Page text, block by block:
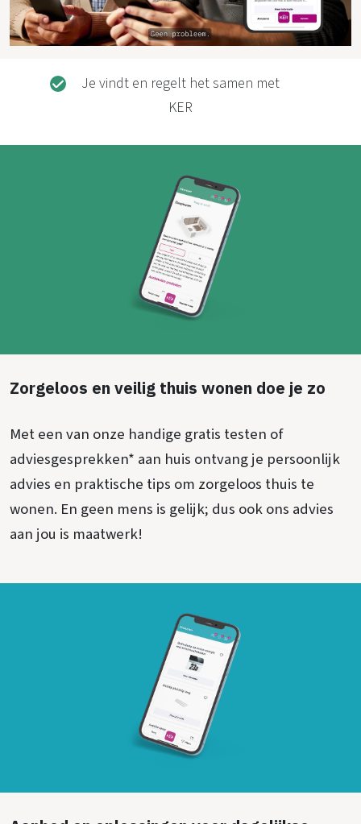
Je vindt en regelt het samen met
KER
Zorgeloos en veilig thuis wonen doe je zo
Met een van onze handige gratis testen of
adviesgesprekken* aan huis ontvang je persoonlijk
advies en praktische tips om zorgeloos thuis te
wonen. En geen mens is gelijk; dus ook ons advies
aan jou is maatwerk!